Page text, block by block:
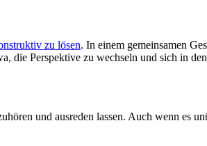
zu lösen. In einem gemeinsamen
die Perspektive zu wechseln und sich in
und ausreden lassen. Auch wenn es